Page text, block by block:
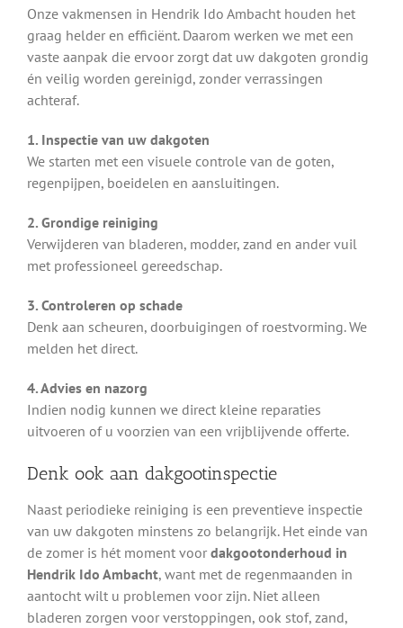
Onze vakmensen in Hendrik Ido Ambacht houden het
graag helder en efficiënt. Daarom werken we met een
vaste aanpak die ervoor zorgt dat uw dakgoten grondig
én veilig worden gereinigd, zonder verrassingen
achteraf.
1. Inspectie van uw dakgoten
We starten met een visuele controle van de goten,
regenpijpen, boeidelen en aansluitingen.
2. Grondige reiniging
Verwijderen van bladeren, modder, zand en ander vuil
met professioneel gereedschap.
3. Controleren op schade
Denk aan scheuren, doorbuigingen of roestvorming. We
melden het direct.
4. Advies en nazorg
Indien nodig kunnen we direct kleine reparaties
uitvoeren of u voorzien van een vrijblijvende offerte.
Denk ook aan dakgootinspectie
Naast periodieke reiniging is een preventieve inspectie
van uw dakgoten minstens zo belangrijk. Het einde van
de zomer is hét moment voor dakgootonderhoud in
Hendrik Ido Ambacht, want met de regenmaanden in
aantocht wilt u problemen voor zijn. Niet alleen
bladeren zorgen voor verstoppingen, ook stof, zand,